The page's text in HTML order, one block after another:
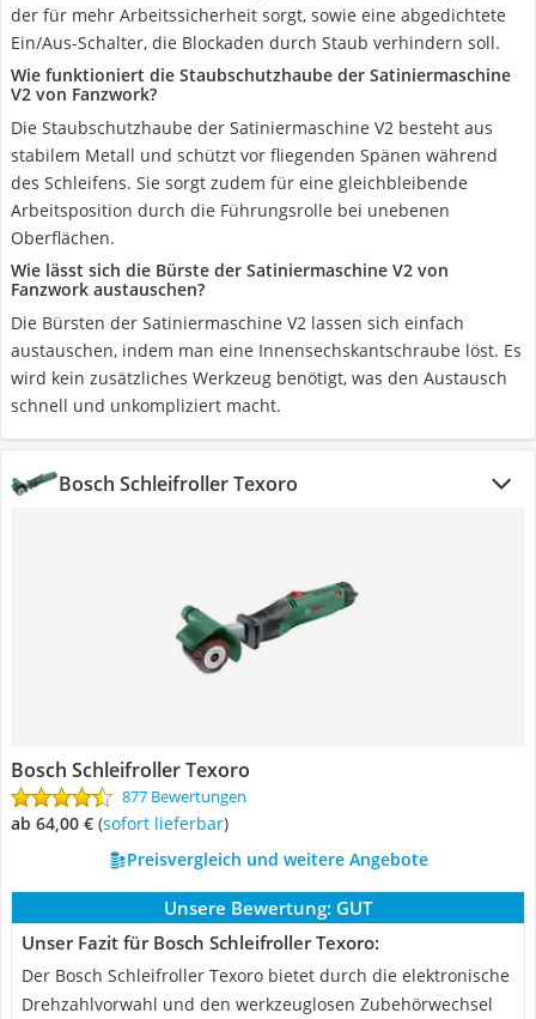
der für mehr Arbeitssicherheit sorgt, sowie eine abgedichtete
Ein/Aus-Schalter, die Blockaden durch Staub verhindern soll.
Wie funktioniert die Staubschutzhaube der Satiniermaschine
V2 von Fanzwork?
Die Staubschutzhaube der Satiniermaschine V2 besteht aus
stabilem Metall und schützt vor fliegenden Spänen während
des Schleifens. Sie sorgt zudem für eine gleichbleibende
Arbeitsposition durch die Führungsrolle bei unebenen
Oberflächen.
Wie lässt sich die Bürste der Satiniermaschine V2 von
Fanzwork austauschen?
Die Bürsten der Satiniermaschine V2 lassen sich einfach
austauschen, indem man eine Innensechskantschraube löst. Es
wird kein zusätzliches Werkzeug benötigt, was den Austausch
schnell und unkompliziert macht.
Bosch Schleifroller Texoro
Bosch Schleifroller Texoro
877 Bewertungen
ab 64,00 € ( Sofort lieferbar)
Preisvergleich und weitere Angebote
Unsere Bewertung: GUT
Unser Fazit für Bosch Schleifroller Texoro:
Der Bosch Schleifroller Texoro bietet durch die elektronische
Drehzahlvorwahl und den werkzeuglosen Zubehörwechsel